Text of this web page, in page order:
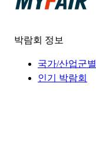
박람회 정보
국가/산업군별
인기 박람회